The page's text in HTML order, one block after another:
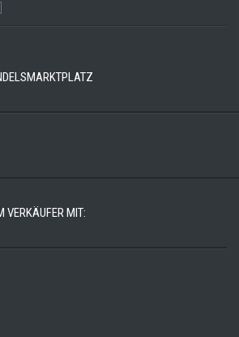
VERKÄUFER MIT: